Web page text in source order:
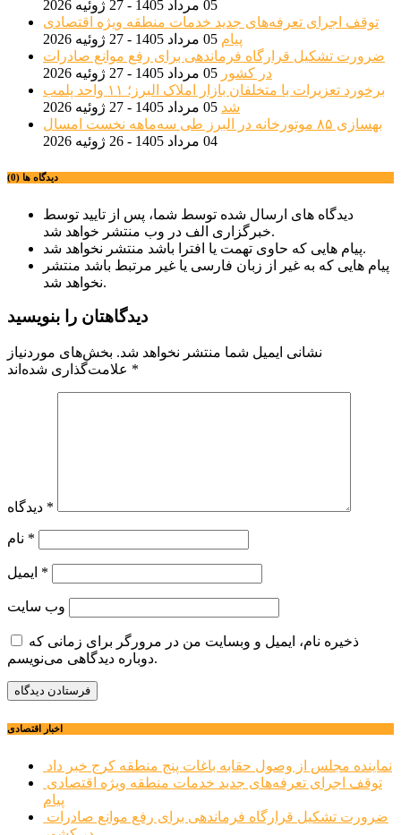
05 مرداد 1405 - 27 ژوئیه 2026
توقف اجرای تعرفه‌های جدید خدمات منطقه ویژه اقتصادی
پیام 05 مرداد 1405 - 27 ژوئیه 2026
ضرورت تشکیل قرارگاه فرماندهی برای رفع موانع صادرات
در کشور 05 مرداد 1405 - 27 ژوئیه 2026
برخورد تعزیرات با متخلفان بازار املاک البرز؛ ۱۱ واحد پلمب
شد 05 مرداد 1405 - 27 ژوئیه 2026
بهسازی ۸۵ موتورخانه در البرز طی سه‌ماهه نخست امسال
04 مرداد 1405 - 26 ژوئیه 2026
دیدگاه ها (0)
دیدگاه های ارسال شده توسط شما، پس از تایید توسط
خبرگزاری الف در وب منتشر خواهد شد.
پیام هایی که حاوی تهمت یا افترا باشد منتشر نخواهد شد.
پیام هایی که به غیر از زبان فارسی یا غیر مرتبط باشد منتشر
نخواهد شد.
دیدگاهتان را بنویسید
نشانی ایمیل شما منتشر نخواهد شد. بخش‌های موردنیاز
*
*
*
*
وب‌ سایت
ذخیره نام، ایمیل و وبسایت من در مرورگر برای زمانی که
دوباره دیدگاهی می‌نویسم.
اخبار اقتصادی
نماینده مجلس از وصول حقابه باغات پنج منطقه کرج خبر داد
پیام